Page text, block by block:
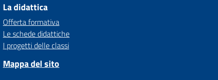
La didattica
Offerta formativa
Le schede didattiche
I progetti delle classi
Mappa del sito